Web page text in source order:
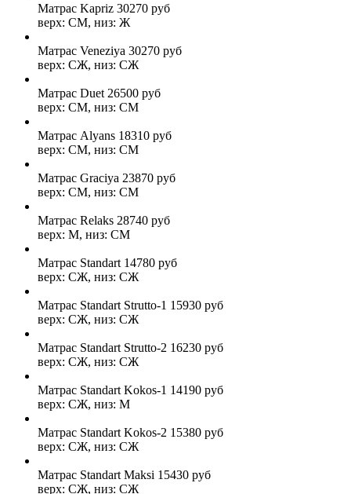
Матрас Kapriz 30270 руб
верх: СМ, низ: Ж
Матрас Veneziya 30270 руб
верх: СЖ, низ: СЖ
Матрас Duet 26500 руб
верх: СМ, низ: СМ
Матрас Alyans 18310 руб
верх: СМ, низ: СМ
Матрас Graciya 23870 руб
верх: СМ, низ: СМ
Матрас Relaks 28740 руб
верх: М, низ: СМ
Матрас Standart 14780 руб
верх: СЖ, низ: СЖ
Матрас Standart Strutto-1 15930 руб
верх: СЖ, низ: СЖ
Матрас Standart Strutto-2 16230 руб
верх: СЖ, низ: СЖ
Матрас Standart Kokos-1 14190 руб
верх: СЖ, низ: М
Матрас Standart Kokos-2 15380 руб
верх: СЖ, низ: СЖ
Матрас Standart Maksi 15430 руб
верх: СЖ, низ: СЖ